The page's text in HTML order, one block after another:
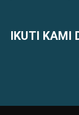
IKUTI KAMI